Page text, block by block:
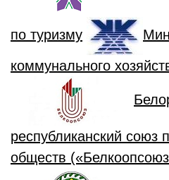
по туризму
коммунального
республиканский союз
обществ